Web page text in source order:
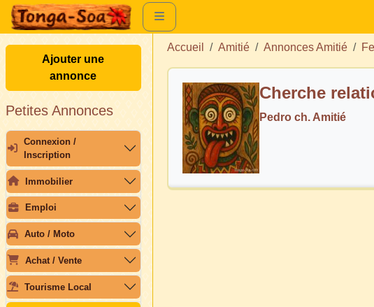
Ajouter une
annonce
Petites Annonces
Connexion /
Inscription
Immobilier
Emploi
Auto / Moto
Achat / Vente
Tourisme Local
Accueil Amitié Annonces Amitié
Pedro ch. Amitié